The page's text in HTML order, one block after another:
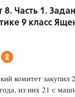
8. Часть 1.
9 класс
комитет закупил
из них 21 с